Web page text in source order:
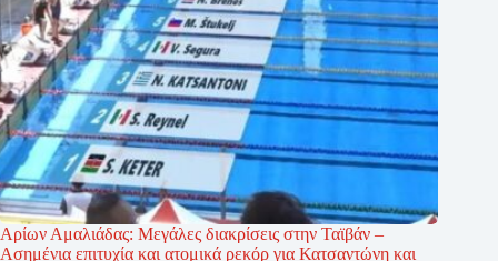
Αρίων Αμαλιάδας: Μεγάλες διακρίσεις στην Ταϊβάν –
Ασημένια επιτυχία και ατομικά ρεκόρ για Κατσαντώνη και